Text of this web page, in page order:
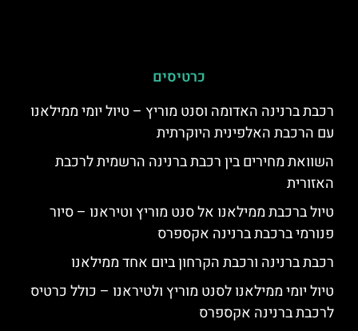
כרטיסים
רכבת ברנינה האדומה וסנט מוריץ – טיול יומי ממילאנו
עם הרכבת האלפינית היוקרתית
השוואת מחירים בין רכבת ברנינה הרשמית לרכבת
האזורית
טיול ברכבת ממילאנו אל סנט מוריץ וטיראנו – סיור
פנורמי ברכבת ברנינה אקספרס
רכבת ברנינה ורכבת הקרחון ביום אחד ממילאנו
טיול יומי ממילאנו לסנט מוריץ ולטיראנו – כולל כרטיס
לרכבת ברנינה אקספרס